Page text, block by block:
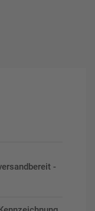
-